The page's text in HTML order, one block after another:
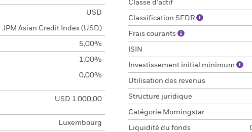
USD
JPM Asian Credit Index (USD)
5,00%
1,00%
0,00%
USD 1 000,00
Luxembourg
Classe d’actif
Classification SFDR
Frais courants
ISIN
Investissement initial minimum
Utilisation des revenus
Structure juridique
Catégorie Morningstar
Liquidité du fonds